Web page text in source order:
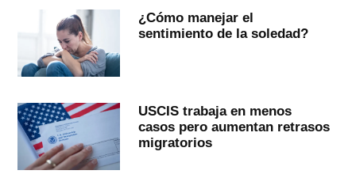
¿Cómo manejar el
sentimiento de la soledad?
USCIS trabaja en menos
casos pero aumentan retrasos
migratorios